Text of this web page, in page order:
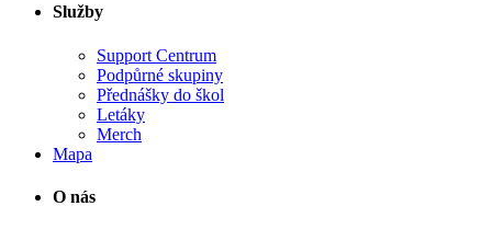
Služby
Support Centrum
Podpůrné skupiny
Přednášky do škol
Letáky
Merch
Mapa
O nás